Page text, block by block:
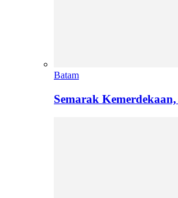
Batam
Semarak